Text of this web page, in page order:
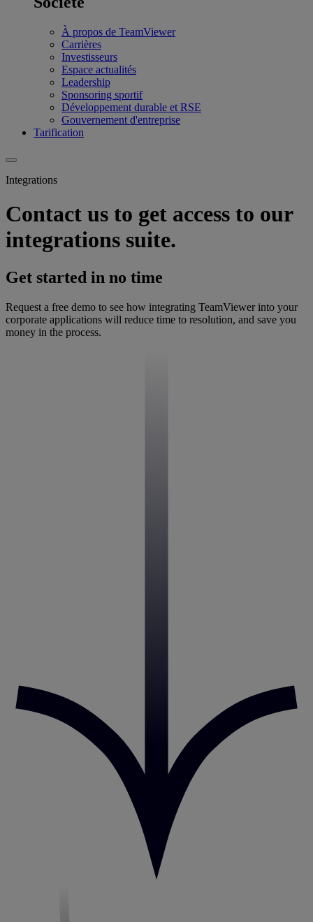
À propos de TeamViewer
Carrières
Investisseurs
Espace actualités
Leadership
Sponsoring sportif
Développement durable et RSE
Gouvernement d'entreprise
Tarification
Integrations
Contact us to get access to our
integrations suite.
Get started in no time
Request a free demo to see how integrating TeamViewer into your
corporate applications will reduce time to resolution, and save you
money in the process.